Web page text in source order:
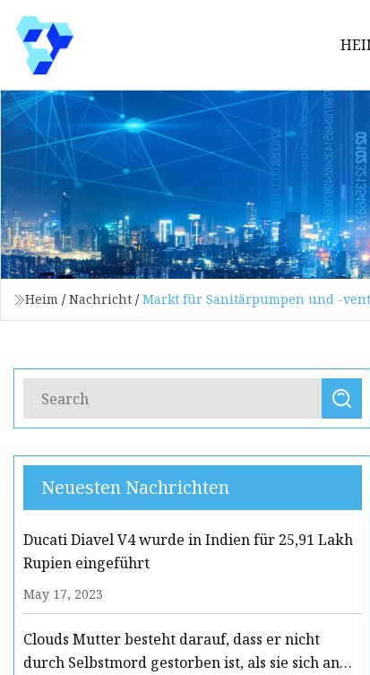
Heim / Nachricht / Markt für Sanitärpumpen und -
Neuesten Nachrichten
Ducati Diavel V4 wurde in Indien für 25,91 Lakh
Rupien eingeführt
May 17, 2023
Clouds Mutter besteht darauf, dass er nicht
durch Selbstmord gestorben ist, als sie sich an